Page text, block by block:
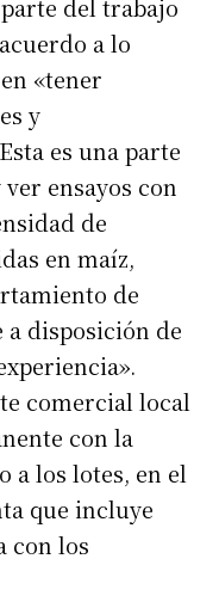
del trabajo
a lo
«tener
y
es una parte
ensayos con
de
en maíz,
de
a disposición de
comercial local
con la
a los lotes, en el
que incluye
con los